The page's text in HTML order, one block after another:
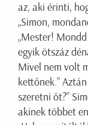
az, aki érinti,
„Simon,
„Mester!
egyik ötszáz
Mivel nem volt
kettőnek.”
szeretni őt?”
akinek többet